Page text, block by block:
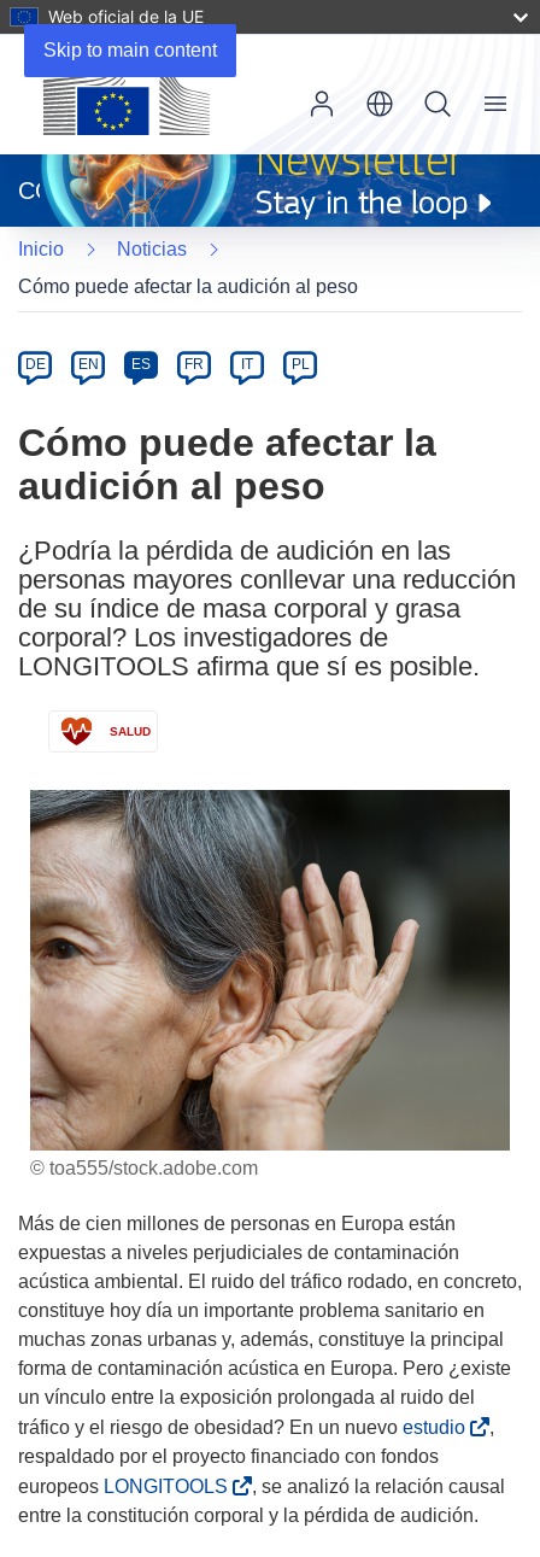
Skip to main content
Web oficial de la UE
abrirá
en
una
nueva
ventana)
CORDIS
Menu
Inicio
Noticias
Cómo puede afectar la audición al peso
Category
Article
available
the
following
languages:
DE EN ES FR IT PL
Cómo puede afectar la
audición al peso
¿Podría la pérdida de audición en las
personas mayores conllevar una reducción
de su índice de masa corporal y grasa
corporal? Los investigadores de
LONGITOOLS afirma que sí es posible.
SALUD
© toa555/stock.adobe.com
Más de cien millones de personas en Europa están
expuestas a niveles perjudiciales de contaminación
acústica ambiental. El ruido del tráfico rodado, en concreto,
constituye hoy día un importante problema sanitario en
muchas zonas urbanas y, además, constituye la principal
forma de contaminación acústica en Europa. Pero ¿existe
un vínculo entre la exposición prolongada al ruido del
tráfico y el riesgo de obesidad? En un nuevo estudio(
e
a
,
respaldado por el proyecto financiado con fondos
europeos LONGITOOLS
s
, se analizó la relación causal
entre la constitución corporal y la pérdida de audición.